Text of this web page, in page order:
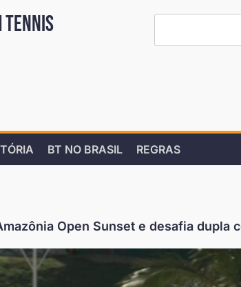
BT NO BRASIL REGRAS
Open Sunset e desafia dupla